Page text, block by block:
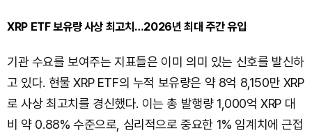
XRP ETF 보유량 사상 최고치…2026년 최대 주간 유입
기관 수요를 보여주는 지표들은 이미 의미 있는 신호를 발신하
고 있다. 현물 XRP ETF의 누적 보유량은 약 8억 8,150만 XRP
로 사상 최고치를 경신했다. 이는 총 발행량 1,000억 XRP 대
비 약 0.88% 수준으로, 심리적으로 중요한 1% 임계치에 근접